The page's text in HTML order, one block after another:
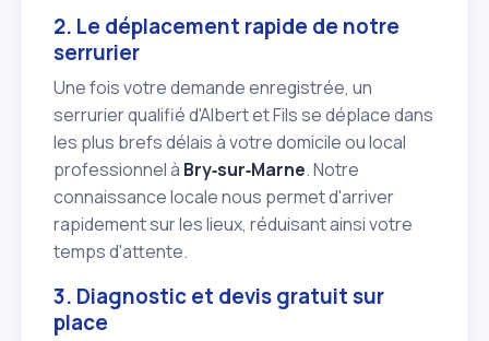
2. Le déplacement rapide de notre
serrurier
Une fois votre demande enregistrée, un
serrurier qualifié d'Albert et Fils se déplace dans
les plus brefs délais à votre domicile ou local
professionnel à Bry‑sur‑Marne. Notre
connaissance locale nous permet d'arriver
rapidement sur les lieux, réduisant ainsi votre
temps d'attente.
3. Diagnostic et devis gratuit sur
place